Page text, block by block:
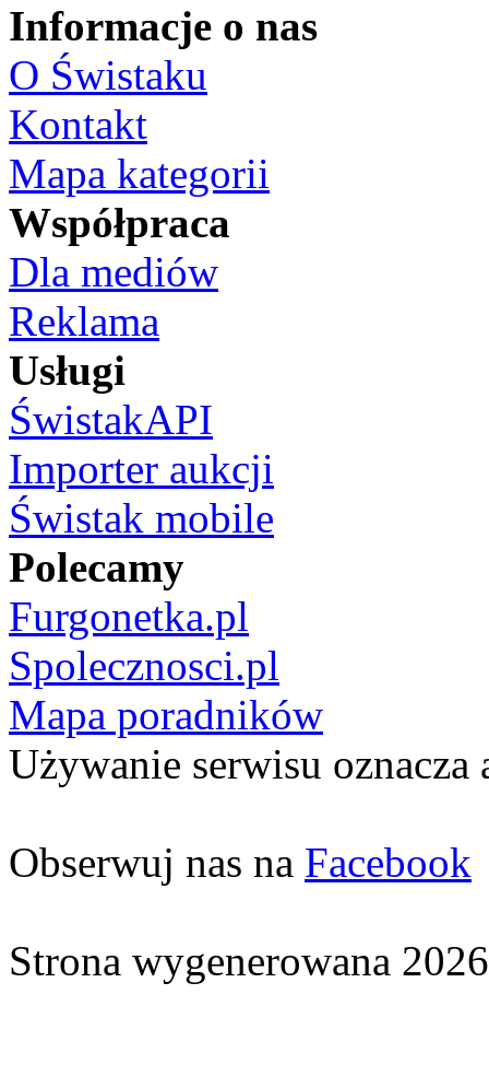
Informacje o nas
O Świstaku
Kontakt
Mapa kategorii
Współpraca
Dla mediów
Reklama
Usługi
ŚwistakAPI
Importer aukcji
Świstak mobile
Polecamy
Furgonetka.pl
Spolecznosci.pl
Mapa poradników
Używanie serwisu oznacza
Obserwuj nas na Facebook
Strona wygenerowana